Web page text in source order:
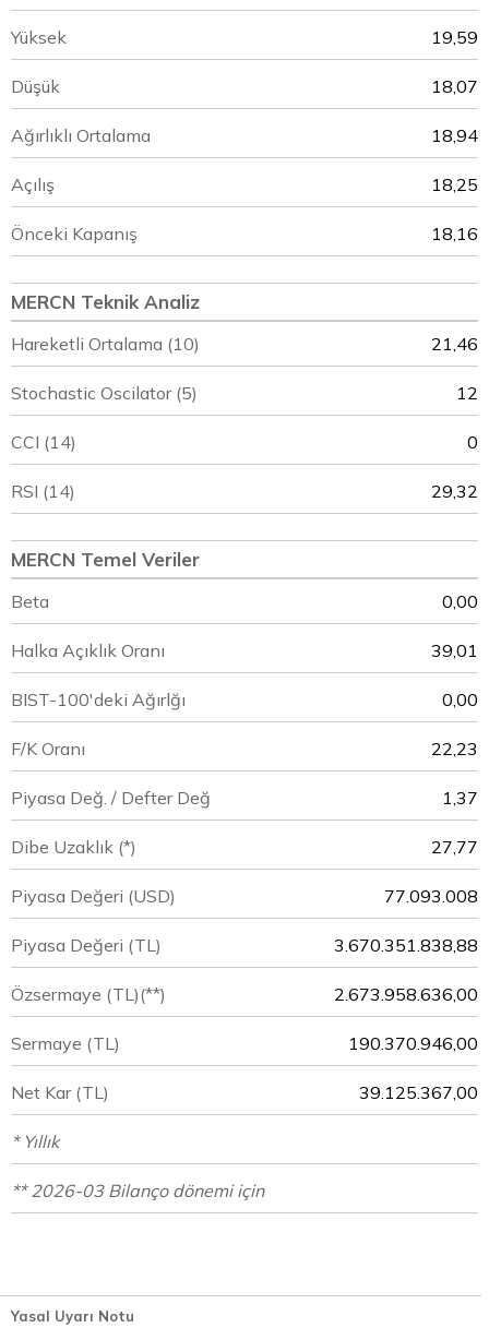
Yüksek 19,59
Düşük 18,07
Ağırlıklı Ortalama 18,94
Açılış 18,25
Önceki Kapanış 18,16
MERCN Teknik Analiz
Hareketli Ortalama (10) 21,46
Stochastic Oscilator (5) 12
CCI (14) 0
RSI (14) 29,32
MERCN Temel Veriler
Beta 0,00
Halka Açıklık Oranı 39,01
BIST-100'deki Ağırlğı 0,00
F/K Oranı 22,23
Piyasa Değ. / Defter Değ 1,37
Dibe Uzaklık (*) 27,77
Piyasa Değeri (USD) 77.093.008
Piyasa Değeri (TL) 3.670.351.838,88
Özsermaye (TL)(**) 2.673.958.636,00
Sermaye (TL) 190.370.946,00
Net Kar (TL) 39.125.367,00
* Yıllık
** 2026-03 Bilanço dönemi için
Yasal Uyarı Notu